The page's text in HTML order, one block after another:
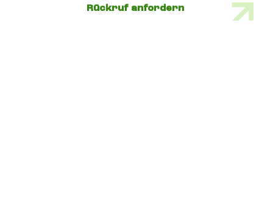
Rückruf anfordern